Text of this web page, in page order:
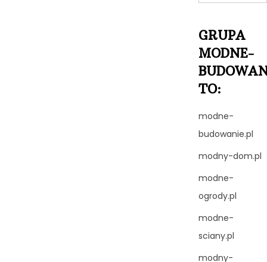
GRUPA
MODNE-
TO:
modne-
budowanie.pl
modny-dom.pl
modne-
ogrody.pl
modne-
sciany.pl
modny-